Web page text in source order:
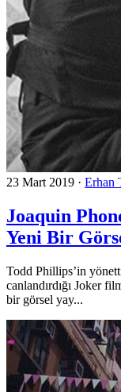
23 Mart 2019 · Erhan
Joaquin
Yeni Bir
Todd Phillips’in
canlandırdığı Joker
bir görsel yay...